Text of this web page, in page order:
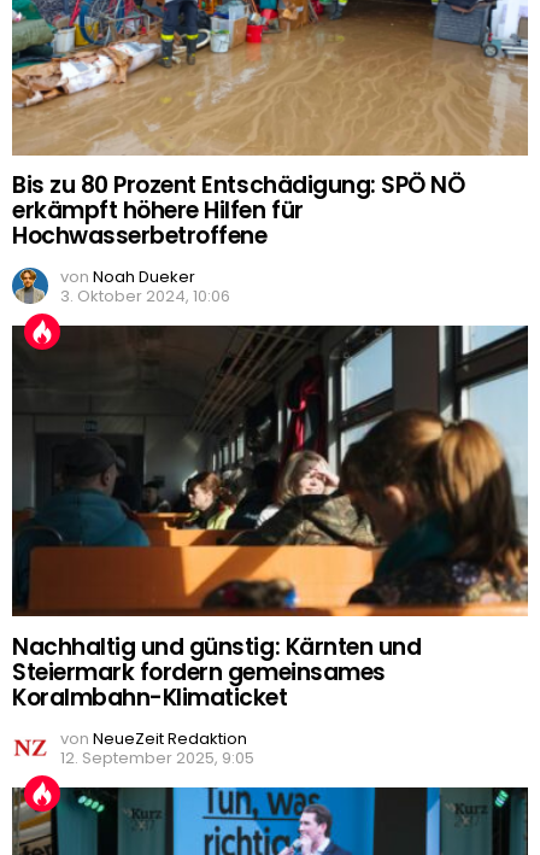
Bis zu 80 Prozent Entschädigung: SPÖ NÖ
erkämpft höhere Hilfen für
Hochwasserbetroffene
von Noah Dueker
3. Oktober 2024, 10:06
Nachhaltig und günstig: Kärnten und
Steiermark fordern gemeinsames
Koralmbahn-Klimaticket
von NeueZeit Redaktion
12. September 2025, 9:05